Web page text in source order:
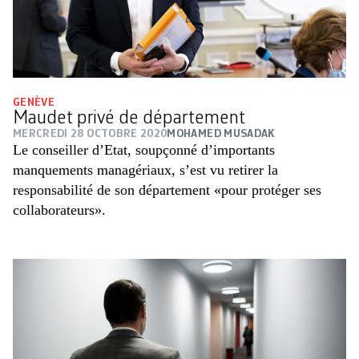
GENÈVE
Maudet privé de département
MERCREDI 28 OCTOBRE 2020 MOHAMED MUSADAK
Le conseiller d’Etat, soupçonné d’importants
manquements managériaux, s’est vu retirer la
responsabilité de son département «pour protéger ses
collaborateurs».